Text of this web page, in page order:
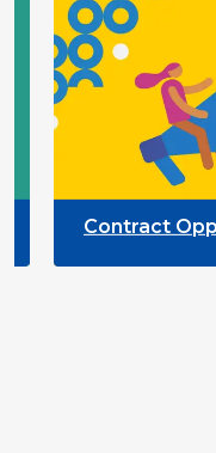
Contract